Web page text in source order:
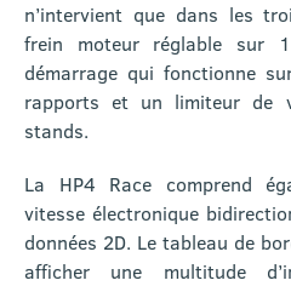
n’intervient que dans les
frein moteur réglable sur
démarrage qui fonctionne
rapports et un limiteur de
stands.
La HP4 Race comprend
vitesse électronique
données 2D. Le tableau de
afficher une multitude